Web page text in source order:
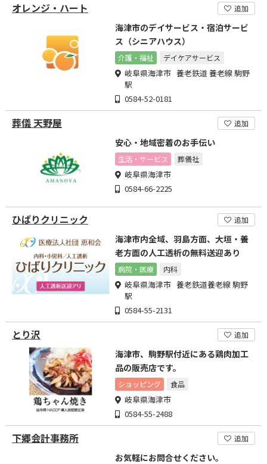
オレンジ・ハート 追加
海津市のデイサービス・宿泊サービ
ス（シニアハウス）
介護・福祉 デイケアサービス
岐阜県海津市 養老鉄道 養老線 駒野
駅
0584-52-0181
葬儀 天野屋 追加
安心・地域密着のお手伝い
生活・サービス 葬儀社
岐阜県海津市
0584-66-2225
ひばりクリニック 追加
海津市内全域、羽島方面、大垣・養
老方面の人工透析の無料送迎あり
病院・医療 内科
岐阜県海津市 養老鉄道養老線 駒野
駅
0584-55-2131
とり沢 追加
海津市、駒野駅付近にある鶏肉加工
品の販売店です。
ショッピング 食品
岐阜県海津市
0584-55-2488
下郷会計事務所 追加
お気軽にお問合せください。